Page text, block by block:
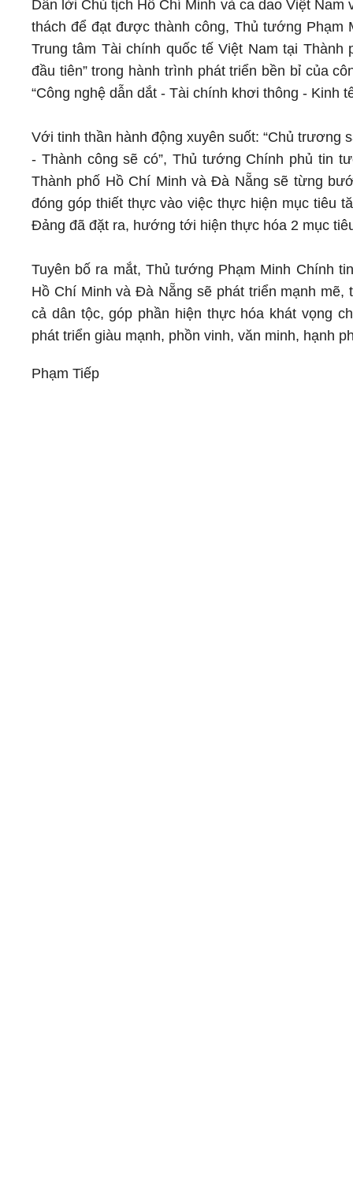
Dẫn lời Chủ tịch Hồ Chí Minh và ca dao Việt
thách để đạt được thành công, Thủ tướng Phạm
Trung tâm Tài chính quốc tế Việt Nam tại
đầu tiên” trong hành trình phát triển bền bỉ của
“Công nghệ dẫn dắt - Tài chính khơi thông - Kinh
Với tinh thần hành động xuyên suốt: “Chủ trương
- Thành công sẽ có”, Thủ tướng Chính phủ tin
Thành phố Hồ Chí Minh và Đà Nẵng sẽ từng
đóng góp thiết thực vào việc thực hiện mục tiêu
Đảng đã đặt ra, hướng tới hiện thực hóa 2 mục
Tuyên bố ra mắt, Thủ tướng Phạm Minh Chính
Hồ Chí Minh và Đà Nẵng sẽ phát triển mạnh
cả dân tộc, góp phần hiện thực hóa khát vọng
phát triển giàu mạnh, phồn vinh, văn minh, hạnh
Phạm Tiếp